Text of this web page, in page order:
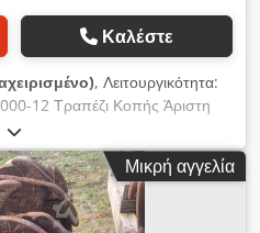
Καλέστε
, Λειτουργικότητα:
12 Τραπέζι Κοπής Άριστη
επανασυγκολλημένοι και
Codpfsw Ufhbsx Al Sorf
διάταξη ✔️ Έτοιμο για άμεση
τιμή και περισσότερες
Μικρή αγγελία